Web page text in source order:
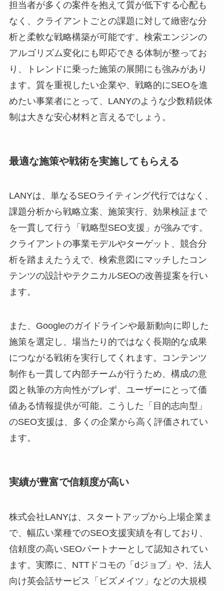
担当者が多くの案件を抱えて質が低下する心配も
なく、クライアントごとの課題に対して緻密な分
析と柔軟な戦略構築が可能です。検索エンジンの
アルゴリズム変化にも即応できる体制が整ってお
り、トレンドに乗った施策の展開にも強みがあり
ます。質を重視したい企業や、戦略的にSEOを進
めたい事業者にとって、LANYのような少数精鋭体
制は大きな安心材料と言えるでしょう。
最適な施策や戦術を実施してもらえる
LANYは、単なるSEOライティング代行ではなく、
課題分析から戦略立案、施策実行、効果検証まで
を一貫して行う「戦略型SEO支援」が強みです。
クライアントの事業モデルやターゲット、競合分
析を踏まえたうえで、検索意図にマッチしたコン
テンツの設計やテクニカルSEOの改善提案を行い
ます。
また、Googleのガイドラインや最新動向に即した
施策を選定し、場当たり的ではなく長期的な成果
につながる戦術を実行してくれます。コンテンツ
制作も一貫して内部チームが行うため、構成の意
図と執筆の方向性がブレず、ユーザーにとって価
値ある情報提供が可能。こうした「目的志向型」
のSEO支援は、多くの企業から高く評価されてい
ます。
実績が豊富で信頼度が高い
株式会社LANYは、スタートアップから上場企業ま
で、幅広い業種でのSEO支援実績を有しており、
信頼度の高いSEOパートナーとして認知されてい
ます。実際に、NTTドコモの「dジョブ」や、法人
向け英会話サービス「ビズメイツ」などの大規模